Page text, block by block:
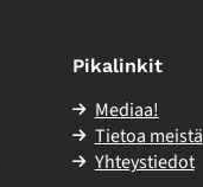
Pikalinkit
Mediaa!
Tietoa meistä
Yhteystiedot